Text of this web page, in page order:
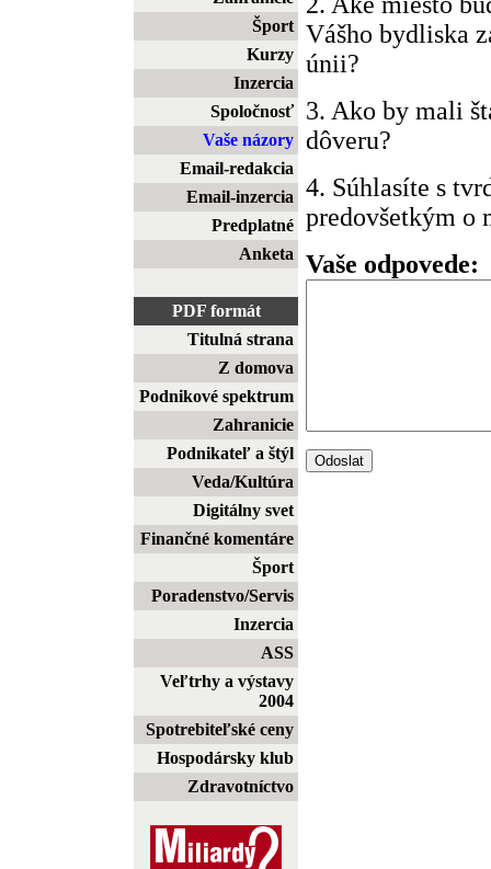
Šport
Kurzy
Inzercia
Spoločnosť
Vaše názory
Email-redakcia
Email-inzercia
Predplatné
Anketa
PDF formát
Titulná strana
Z domova
Podnikové spektrum
Zahranicie
Podnikateľ a štýl
Veda/Kultúra
Digitálny svet
Finančné komentáre
Šport
Poradenstvo/Servis
Inzercia
ASS
Veľtrhy a výstavy
2004
Spotrebiteľské ceny
Hospodársky klub
Zdravotníctvo
Vášho bydliska
únii?
3. Ako by mali
dôveru?
4. Súhlasíte s
predovšetkým o
Vaše odpovede: